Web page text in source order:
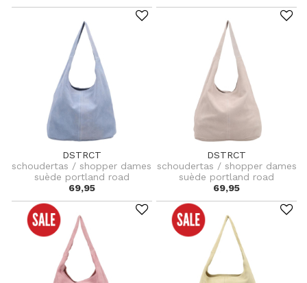
DSTRCT
schoudertas / shopper dames
suède portland road
69,95
DSTRCT
schoudertas / shopper dames
suède portland road
69,95